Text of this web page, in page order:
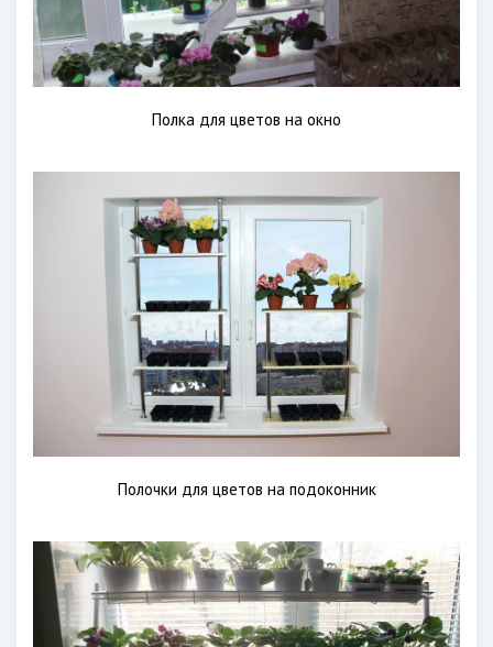
Полка для цветов на окно
Полочки для цветов на подоконник